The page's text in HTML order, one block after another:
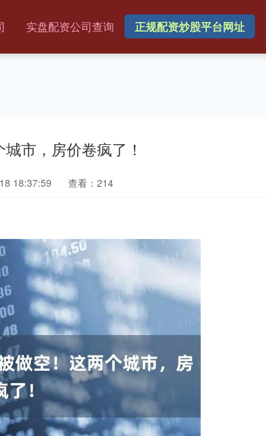
实盘配资公司查询 正规配资炒股平台网址
市，房价卷疯了！
18:37:59 查看：214